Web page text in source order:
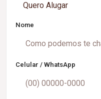
Quero Alugar
Nome
Celular / WhatsApp